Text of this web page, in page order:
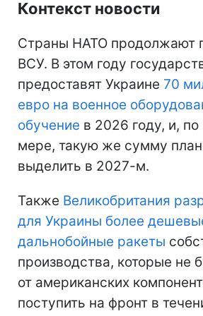
Контекст новости
Страны НАТО продолжают
ВСУ. В этом году
предоставят Украине 70
евро на военное
обучение в 2026 году, и,
мере, такую же сумму
выделить в 2027-м.
Также Великобритания
для Украины более
дальнобойные ракеты
производства, которые не
от американских
поступить на фронт в